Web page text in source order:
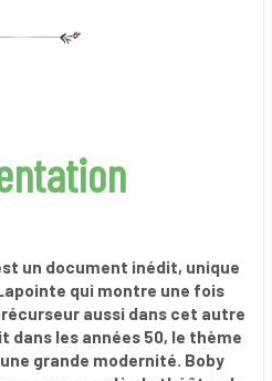
un document inédit, unique
qui montre une fois
aussi dans cet autre
dans les années 50, le thème
grande modernité. Boby